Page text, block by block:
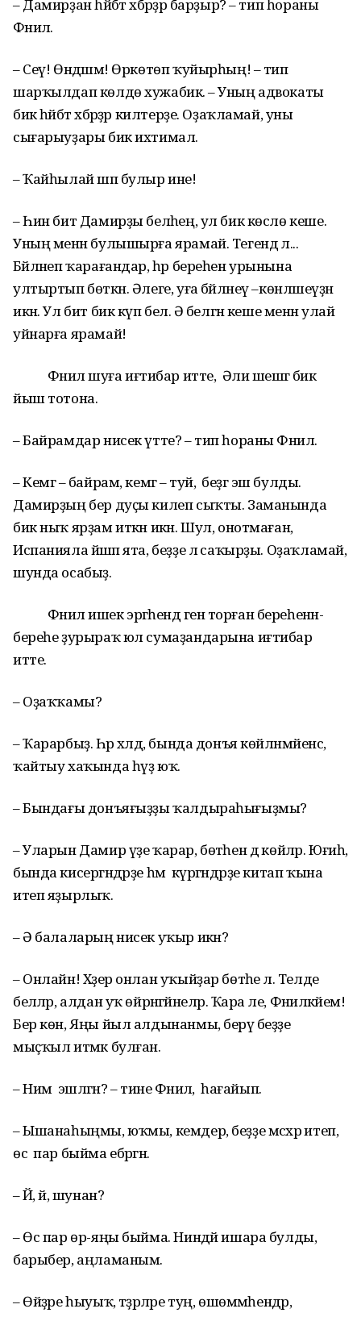
– Дамирҙан һәйбәт хәбәрҙәр барҙыр? – тип һораны
Фәнилә.
– Сеү! Өндәшмә! Өркөтөп ҡуйырһың! – тип
шарҡылдап көлдө хужабикә. – Уның адвокаты
бик һәйбәт хәбәрҙәр килтерҙе. Оҙаҡламай, уны
сығарыуҙары бик ихтимал.
– Ҡайһылай шәп булыр ине!
– Һин бит Дамирҙы беләһең, ул бик көслө кеше.
Уның менән булышырға ярамай. Тегендә лә...
Бәйләнеп ҡарағандар, һәр береһен урынына
ултыртып бөткән. Әлеге, уға бәйләнеү –көнләшеүҙән
икән. Ул бит бик күп белә. Ә белгән кеше менән улай
уйнарға ярамай!
Фәнилә шуға иғтибар итте, Әлиә шешәгә бик
йыш тотона.
– Байрамдар нисек үтте? – тип һораны Фәнилә.
– Кемгә – байрам, кемгә – туй, ә беҙгә эш булды.
Дамирҙың бер дуҫы килеп сыҡты. Заманында
бик ныҡ ярҙам иткән икән. Шул, онотмаған,
Испанияла йәшәп ята, беҙҙе лә саҡырҙы. Оҙаҡламай,
шунда осабыҙ.
Фәнилә ишек эргәһендә генә торған береһенән-
береһе ҙурыраҡ юл сумаҙандарына иғтибар
итте.
– Оҙаҡҡамы?
– Ҡарарбыҙ. Һәр хәлдә, бында донъя көйләнмәйенсә,
ҡайтыу хаҡында һүҙ юҡ.
– Бындағы донъяғыҙҙы ҡалдыраһығыҙмы?
– Уларын Дамир үҙе ҡарар, бөтәһен дә көйләр. Юғиһә,
бында кисергәндәрҙе һәм күргәндәрҙе китап ҡына
итеп яҙырлыҡ.
– Ә балаларың нисек уҡыр икән?
– Онлайн! Хәҙер онлан уҡыйҙар бөтәһе лә. Телде
беләләр, алдан уҡ өйрәнәгәйнеләр. Ҡара әле, Фәниләкәйем!
Бер көн, Яңы йыл алдынанмы, берәү беҙҙе
мыҫҡыл итмәк булған.
– Нимә эшләгән? – тине Фәнилә, һағайып.
– Ышанаһыңмы, юҡмы, кемдер, беҙҙе мәсхәрә итеп,
өс пар быйма ебәргән.
– Йә, йә, шунан?
– Өс пар өр-яңы быйма. Ниндәй ишара булды,
барыбер, аңламаным.
– Өйҙәре һыуыҡ, тәҙрәләре туң, өшөммәһендәр,